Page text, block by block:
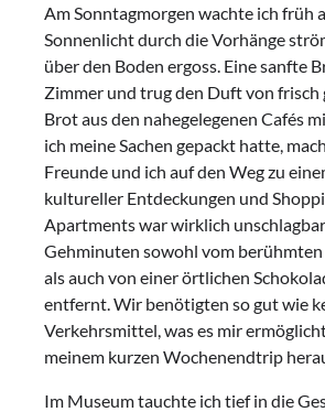
Am Sonntagmorgen wachte ich früh
Sonnenlicht durch die Vorhänge
über den Boden ergoss. Eine sanfte
Zimmer und trug den Duft von frisch
Brot aus den nahegelegenen Cafés
ich meine Sachen gepackt hatte,
Freunde und ich auf den Weg zu
kultureller Entdeckungen und
Apartments war wirklich
Gehminuten sowohl vom
als auch von einer örtlichen
entfernt. Wir benötigten so gut wie
Verkehrsmittel, was es mir
meinem kurzen Wochenendtrip
Im Museum tauchte ich tief in die